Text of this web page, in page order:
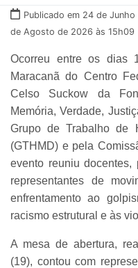
Publicado em 24 de
de Agosto de 2026 às 15h09
Ocorreu entre os dias
Maracanã do Centro
Celso Suckow da
Memória, Verdade,
Grupo de Trabalho de
(GTHMD) e pela
evento reuniu docentes,
representantes de
enfrentamento ao
racismo estrutural e às
A mesa de abertura,
(19), contou com